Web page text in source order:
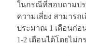
ในกรณีที่สอบถามปร
ความเสี่ยง สามารถ
ประมาณ 1 เดือนก่อ
1-2 เดือนได้โดยไม่